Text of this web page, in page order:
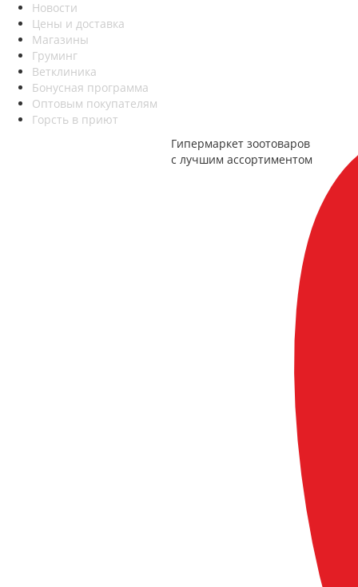
Новости
Цены и доставка
Магазины
Груминг
Ветклиника
Бонусная программа
Оптовым покупателям
Горсть в приют
Гипермаркет зоотоваров
с лучшим ассортиментом